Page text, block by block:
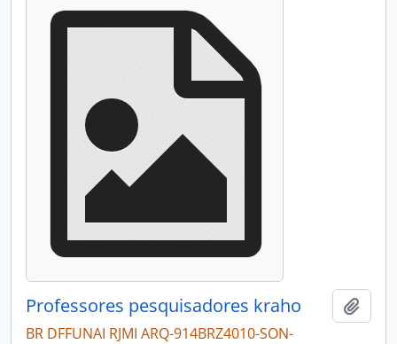
Professores pesquisadores kraho
BR DFFUNAI RJMI ARQ-914BRZ4010-SON-